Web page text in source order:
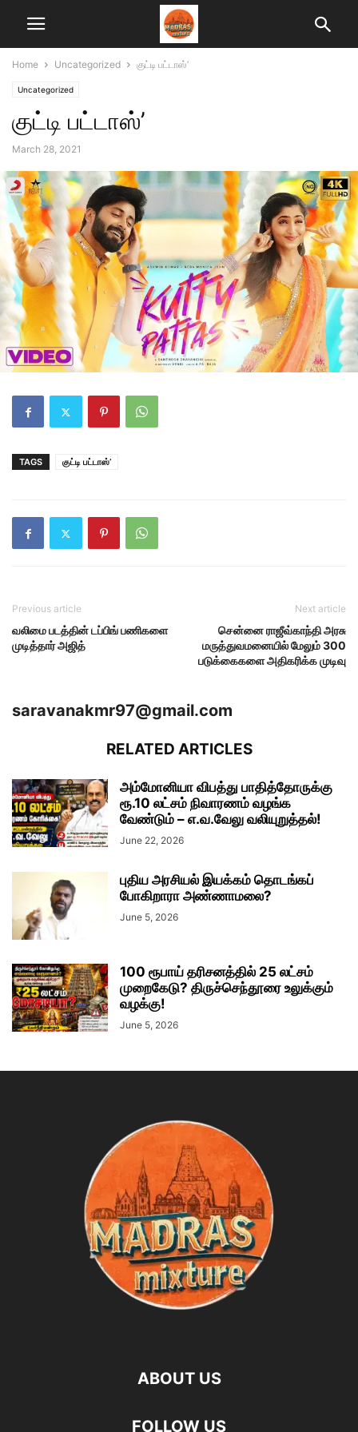
Home Uncategorized குட்டி பட்டாஸ்’
Uncategorized
குட்டி பட்டாஸ்’
March 28, 2021
TAGS குட்டி பட்டாஸ்’
Previous article
வலிமை படத்தின் டப்பிங் பணிகளை
முடித்தார் அஜித்
Next article
சென்னை ராஜீவ்காந்தி அரசு
மருத்துவமனையில் மேலும் 300
படுக்கைகளை அதிகரிக்க முடிவு
saravanakmr97@gmail.com
RELATED ARTICLES
அம்மோனியா விபத்து பாதித்தோருக்கு
ரூ.10 லட்சம் நிவாரணம் வழங்க
வேண்டும் – எ.வ.வேலு வலியுறுத்தல்!
June 22, 2026
புதிய அரசியல் இயக்கம் தொடங்கப்
போகிறாரா அண்ணாமலை?
June 5, 2026
100 ரூபாய் தரிசனத்தில் 25 லட்சம்
முறைகேடு? திருச்செந்தூரை உலுக்கும்
வழக்கு!
June 5, 2026
ABOUT US
FOLLOW US